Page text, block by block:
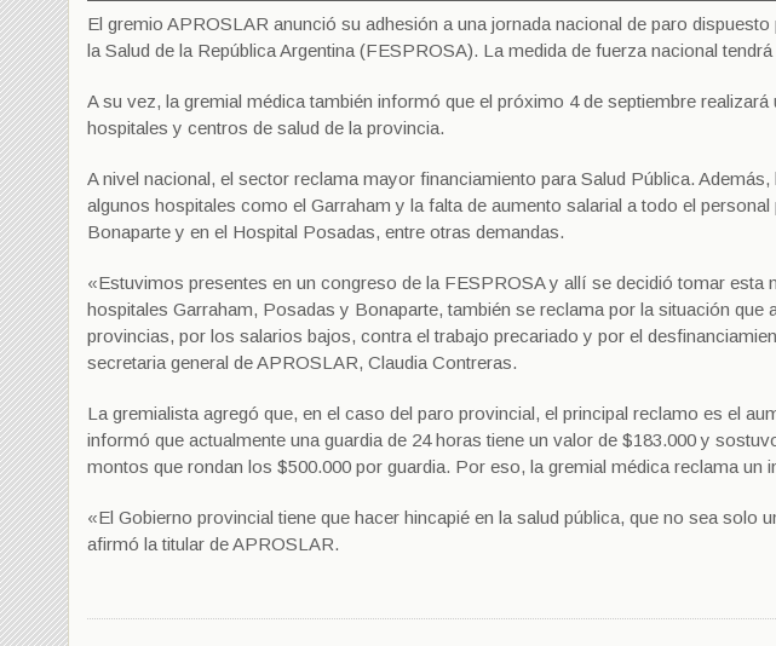
El gremio APROSLAR anunció su adhesión a una jornada nacional de paro
la Salud de la República Argentina (FESPROSA). La medida de fuerza nacional
A su vez, la gremial médica también informó que el próximo 4 de septiembre
hospitales y centros de salud de la provincia.
A nivel nacional, el sector reclama mayor financiamiento para Salud Pública.
algunos hospitales como el Garraham y la falta de aumento salarial a todo el
Bonaparte y en el Hospital Posadas, entre otras demandas.
«Estuvimos presentes en un congreso de la FESPROSA y allí se decidió tomar esta
hospitales Garraham, Posadas y Bonaparte, también se reclama por la situación que
provincias, por los salarios bajos, contra el trabajo precariado y por el
secretaria general de APROSLAR, Claudia Contreras.
La gremialista agregó que, en el caso del paro provincial, el principal reclamo es el
informó que actualmente una guardia de 24 horas tiene un valor de $183.000 y
montos que rondan los $500.000 por guardia. Por eso, la gremial médica reclama un
«El Gobierno provincial tiene que hacer hincapié en la salud pública, que no sea solo
afirmó la titular de APROSLAR.